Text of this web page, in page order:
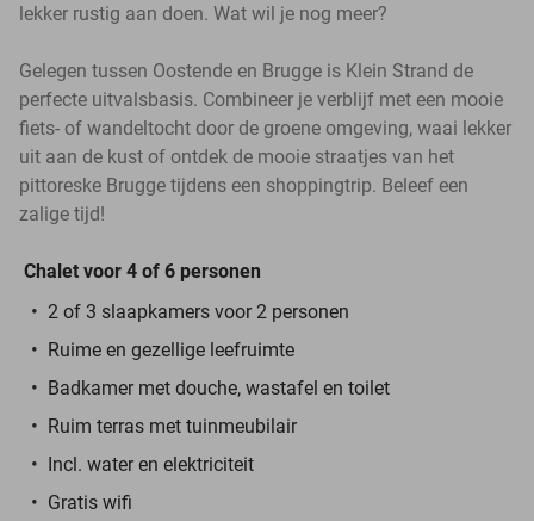
lekker rustig aan doen. Wat wil je nog meer?
Gelegen tussen Oostende en Brugge is Klein Strand de
perfecte uitvalsbasis. Combineer je verblijf met een mooie
fiets- of wandeltocht door de groene omgeving, waai lekker
uit aan de kust of ontdek de mooie straatjes van het
pittoreske Brugge tijdens een shoppingtrip. Beleef een
zalige tijd!
Chalet voor 4 of 6 personen
2 of 3 slaapkamers voor 2 personen
Ruime en gezellige leefruimte
Badkamer met douche, wastafel en toilet
Ruim terras met tuinmeubilair
Incl. water en elektriciteit
Gratis wifi